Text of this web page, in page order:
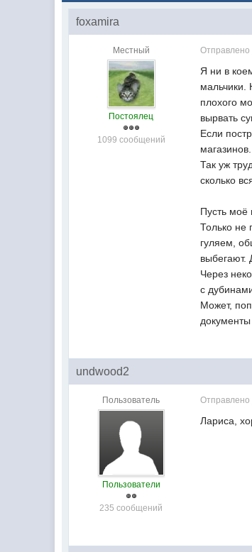
foxamira
Местный
Постоялец
1099 сообщений
Отправлено
Я ни в
мальчики.
плохого
вырвать
Если
магазинов.
Так уж
сколько
Пусть моё
Только не
гуляем,
выбегают.
Через
с
Может,
undwood2
Пользователь
Пользователи
235 сообщений
Отправлено
Лариса,